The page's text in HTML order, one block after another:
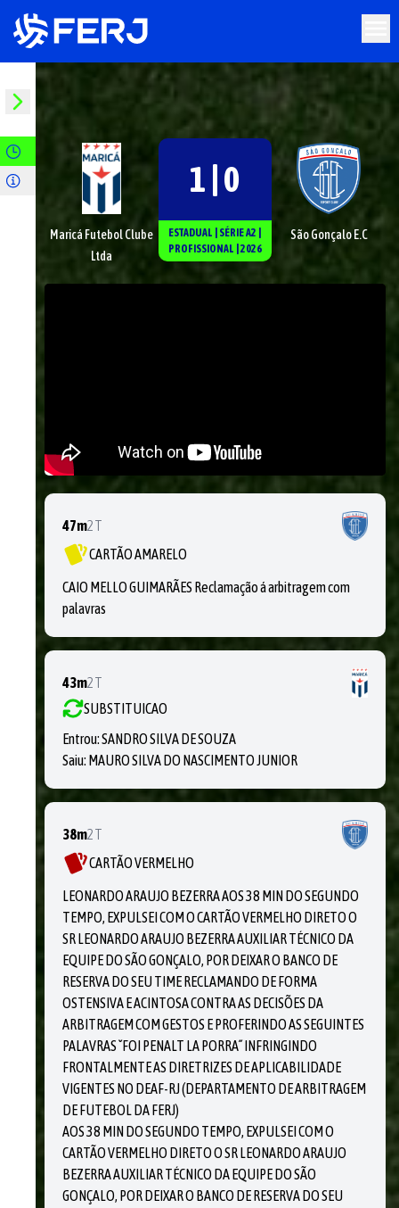
Maricá Futebol Clube
Ltda
1 | 0
ESTADUAL SÉRIEA2
PROFISSIONAL 2026
São Gonçalo E.C
47m2T
CARTÃO AMARELO
CAIO MELLO GUIMARÃES Reclamação á arbitragem com
palavras
43m2T
SUBSTITUICAO
Entrou:SANDRO SILVA DE SOUZA
Saiu: MAURO SILVA DO NASCIMENTO JUNIOR
38m2T
CARTÃO VERMELHO
LEONARDO ARAUJO BEZERRA AOS 38 MIN DO SEGUNDO
TEMPO, EXPULSEI COM O CARTÃO VERMELHO DIRETO O
SR LEONARDO ARAUJO BEZERRA AUXILIAR TÉCNICO DA
EQUIPE DO SÃO GONÇALO, POR DEIXAR O BANCO DE
RESERVA DO SEU TIME RECLAMANDO DE FORMA
OSTENSIVA E ACINTOSA CONTRA AS DECISÕES DA
ARBITRAGEM COM GESTOS E PROFERINDO AS SEGUINTES
PALAVRAS `´FOI PENALT LA PORRA´´ INFRINGINDO
FRONTALMENTE AS DIRETRIZES DE APLICABILIDADE
VIGENTES NO DEAF-RJ (DEPARTAMENTO DE ARBITRAGEM
DE FUTEBOL DA FERJ)
AOS 38 MIN DO SEGUNDO TEMPO, EXPULSEI COM O
CARTÃO VERMELHO DIRETO O SR LEONARDO ARAUJO
BEZERRA AUXILIAR TÉCNICO DA EQUIPE DO SÃO
GONÇALO, POR DEIXAR O BANCO DE RESERVA DO SEU